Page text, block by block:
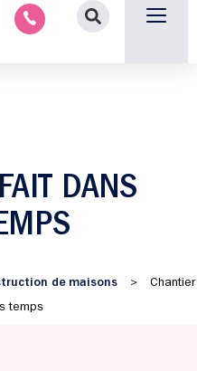
DANS
de maisons > Chantier
temps